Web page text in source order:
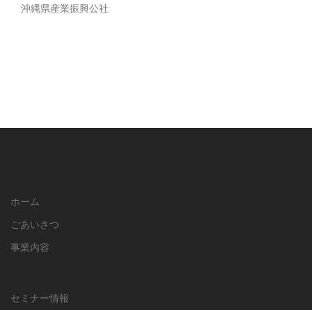
沖縄県産業振興公社
ホーム
ごあいさつ
事業内容
セミナー情報